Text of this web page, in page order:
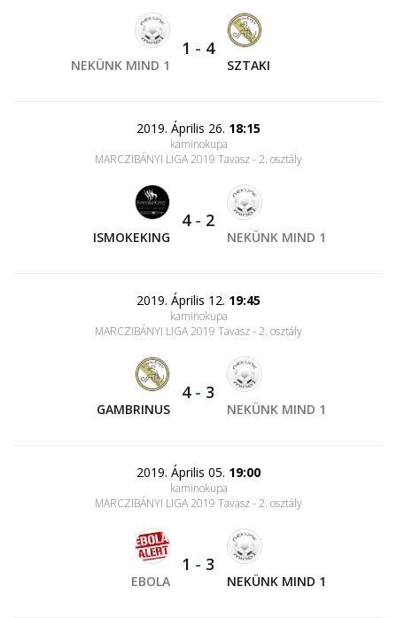
NEKÜNK MIND 1
1 - 4
SZTAKI
2019. Április 26. 18:15
kaminokupa
MARCZIBÁNYI LIGA 2019 Tavasz - 2. osztály
ISMOKEKING
4- 2
NEKÜNK MIND 1
2019. Április 12. 19:45
kaminokupa
MARCZIBÁNYI LIGA 2019 Tavasz - 2. osztály
GAMBRINUS
4- 3
NEKÜNK MIND 1
2019. Április 05. 19:00
kaminokupa
MARCZIBÁNYI LIGA 2019 Tavasz - 2. osztály
EBOLA
1 - 3
NEKÜNK MIND 1